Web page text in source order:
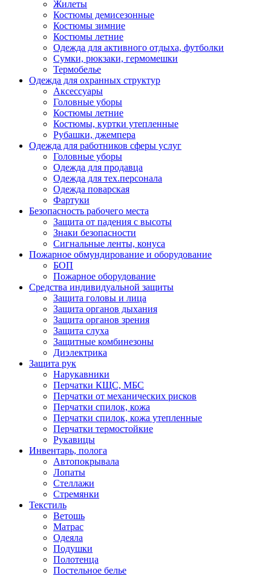
Жилеты
Костюмы демисезонные
Костюмы зимние
Костюмы летние
Одежда для активного отдыха, футболки
Сумки, рюкзаки, гермомешки
Термобелье
Одежда для охранных структур
Аксессуары
Головные уборы
Костюмы летние
Костюмы, куртки утепленные
Рубашки, джемпера
Одежда для работников сферы услуг
Головные уборы
Одежда для продавца
Одежда для тех.персонала
Одежда поварская
Фартуки
Безопасность рабочего места
Защита от падения с высоты
Знаки безопасности
Сигнальные ленты, конуса
Пожарное обмундирование и оборудование
БОП
Пожарное оборудование
Средства индивидуальной защиты
Защита головы и лица
Защита органов дыхания
Защита органов зрения
Защита слуха
Защитные комбинезоны
Диэлектрика
Защита рук
Нарукавники
Перчатки КЩС, МБС
Перчатки от механических рисков
Перчатки спилок, кожа
Перчатки спилок, кожа утепленные
Перчатки термостойкие
Рукавицы
Инвентарь, полога
Автопокрывала
Лопаты
Стеллажи
Стремянки
Текстиль
Ветошь
Матрас
Одеяла
Подушки
Полотенца
Постельное белье